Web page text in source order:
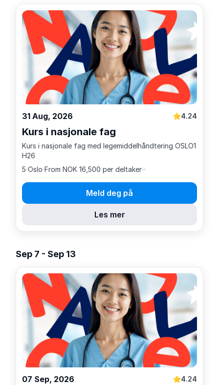
31 Aug, 2026 4.24
Kurs i nasjonale fag
Kurs i nasjonale fag med legemiddelhåndtering OSLO1
H26
5 Oslo From NOK 16,500 per deltaker
Meld deg på
Les mer
Sep 7 - Sep 13
07 Sep, 2026 4.24